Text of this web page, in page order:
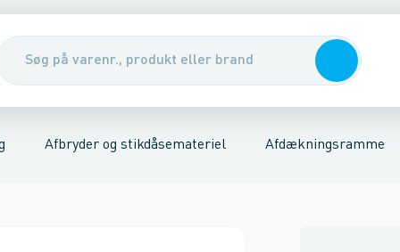
Kabler, rør & jording/udligningTavler, kabelskabe & DIN-
Afbryder og stikdåsemateriel Afdækningsramme
Udendørs stikkontakterStikkontakter Trykknap